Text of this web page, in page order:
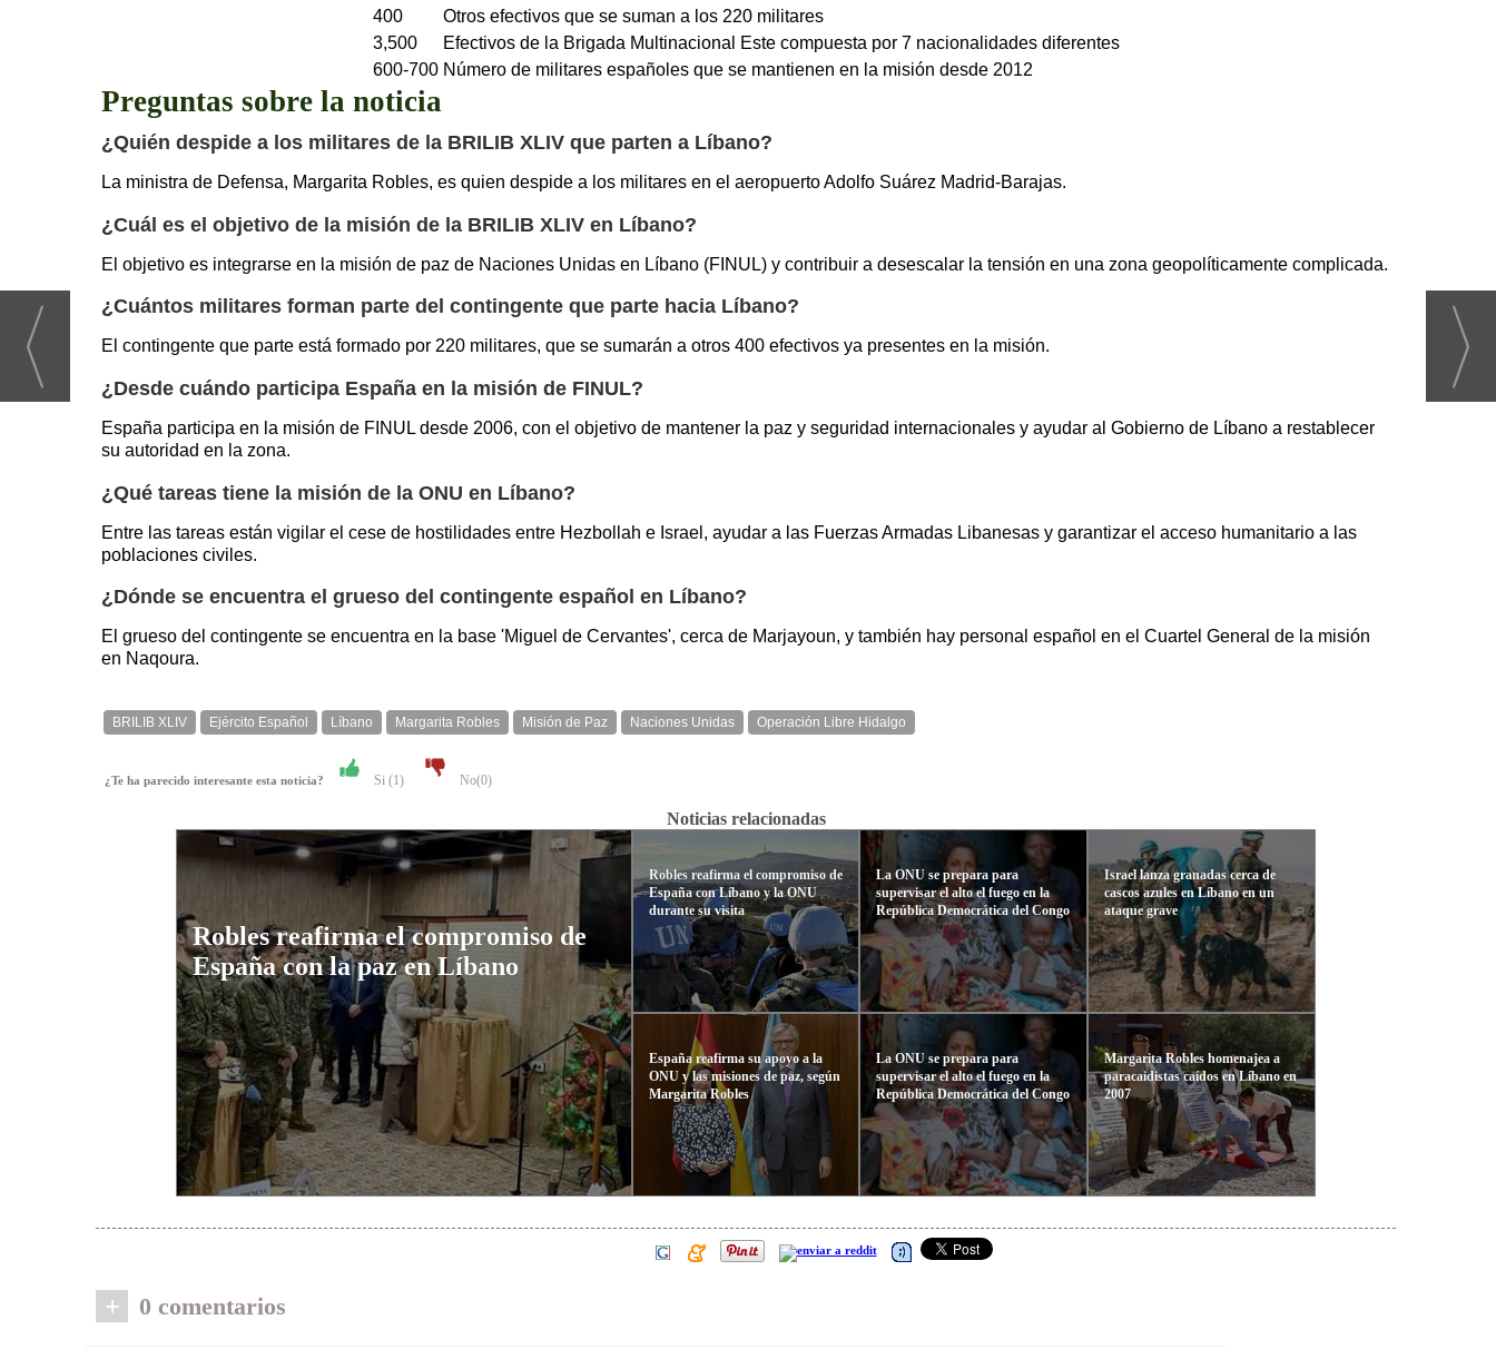
400
Otros efectivos que se suman a los 220 militares
3,500
Efectivos de la Brigada Multinacional Este compuesta por 7 nacionalidades diferentes
600-700 Número de militares españoles que se mantienen en la misión desde 2012
Preguntas sobre la noticia
¿Quién despide a los militares de la BRILIB XLIV que parten a Líbano?
La ministra de Defensa, Margarita Robles, es quien despide a los militares en el aeropuerto Adolfo Suárez Madrid-Barajas.
¿Cuál es el objetivo de la misión de la BRILIB XLIV en Líbano?
El objetivo es integrarse en la misión de paz de Naciones Unidas en Líbano (FINUL) y contribuir a desescalar la tensión en una zona geopolíticamente complicada.
¿Cuántos militares forman parte del contingente que parte hacia Líbano?
El contingente que parte está formado por 220 militares, que se sumarán a otros 400 efectivos ya presentes en la misión.
¿Desde cuándo participa España en la misión de FINUL?
España participa en la misión de FINUL desde 2006, con el objetivo de mantener la paz y seguridad internacionales y ayudar al Gobierno de Líbano a restablecer
su autoridad en la zona.
¿Qué tareas tiene la misión de la ONU en Líbano?
Entre las tareas están vigilar el cese de hostilidades entre Hezbollah e Israel, ayudar a las Fuerzas Armadas Libanesas y garantizar el acceso humanitario a las
poblaciones civiles.
¿Dónde se encuentra el grueso del contingente español en Líbano?
El grueso del contingente se encuentra en la base 'Miguel de Cervantes', cerca de Marjayoun, y también hay personal español en el Cuartel General de la misión
en Naqoura.
BRILIB XLIV Ejército Español Líbano Margarita Robles Misión de Paz Naciones Unidas Operación Libre Hidalgo
¿Te ha parecido interesante esta noticia? Si (1) No(0)
Noticias relacionadas
Robles reafirma el compromiso de
España con la paz en Líbano
Robles reafirma el compromiso de
España con Líbano y la ONU
durante su visita
España reafirma su apoyo a la
ONU y las misiones de paz, según
Margarita Robles
La ONU se prepara para
supervisar el alto el fuego en la
República Democrática del Congo
La ONU se prepara para
supervisar el alto el fuego en la
República Democrática del Congo
Israel lanza granadas cerca de
cascos azules en Líbano en un
ataque grave
Margarita Robles homenajea a
paracaidistas caídos en Líbano en
2007
+ 0 comentarios